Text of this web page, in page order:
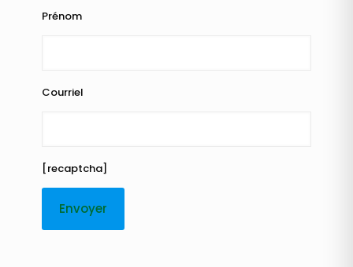
Prénom
Courriel
[recaptcha]